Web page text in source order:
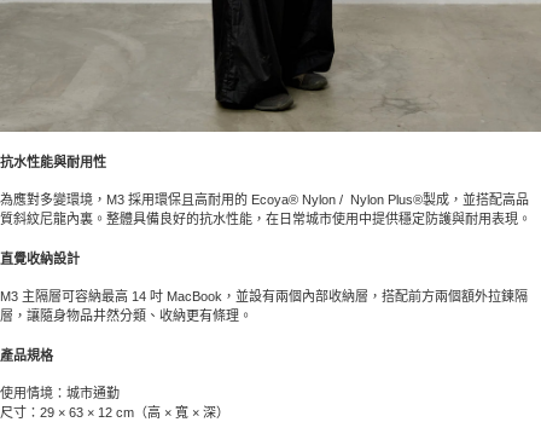
抗水性能與耐用性
為應對多變環境，M3 採用環保且高耐用的 Ecoya® Nylon / Nylon Plus®製成，並搭配高品
質斜紋尼龍內裏。整體具備良好的抗水性能，在日常城市使用中提供穩定防護與耐用表現。
直覺收納設計
M3 主隔層可容納最高 14 吋 MacBook，並設有兩個內部收納層，搭配前方兩個額外拉鍊隔
層，讓隨身物品井然分類、收納更有條理。
產品規格
使用情境：城市通勤
尺寸：29 × 63 × 12 cm（高 × 寬 × 深）